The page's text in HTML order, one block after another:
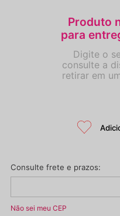
Não sei meu CEP